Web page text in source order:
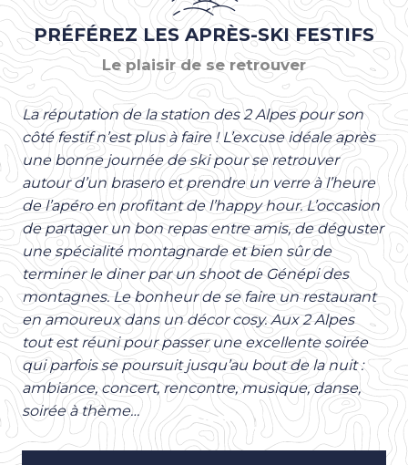
PRÉFÉREZ LES APRÈS-SKI FESTIFS
Le plaisir de se retrouver
La réputation de la station des 2 Alpes pour son
côté festif n’est plus à faire ! L’excuse idéale après
une bonne journée de ski pour se retrouver
autour d’un brasero et prendre un verre à l’heure
de l’apéro en profitant de l’happy hour. L’occasion
de partager un bon repas entre amis, de déguster
une spécialité montagnarde et bien sûr de
terminer le diner par un shoot de Génépi des
montagnes. Le bonheur de se faire un restaurant
en amoureux dans un décor cosy. Aux 2 Alpes
tout est réuni pour passer une excellente soirée
qui parfois se poursuit jusqu’au bout de la nuit :
ambiance, concert, rencontre, musique, danse,
soirée à thème…